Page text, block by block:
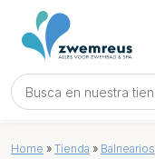
Home » Tienda » Balnearios